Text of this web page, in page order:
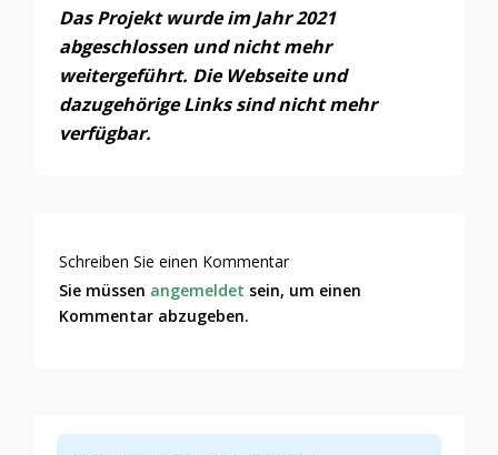
Das Projekt wurde im Jahr 2021
abgeschlossen und nicht mehr
weitergeführt. Die Webseite und
dazugehörige Links sind nicht mehr
verfügbar.
Schreiben Sie einen Kommentar
Sie müssen angemeldet sein, um einen
Kommentar abzugeben.